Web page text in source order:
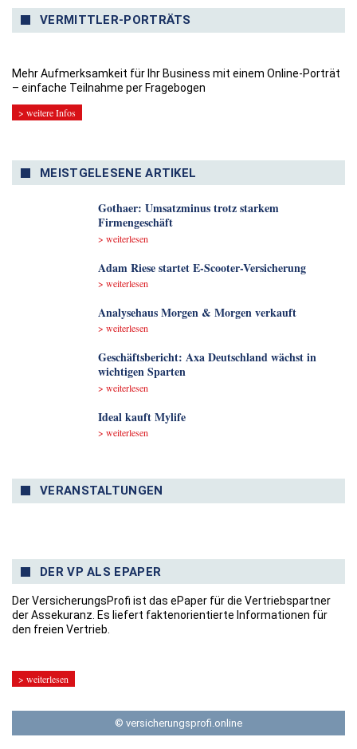
VERMITTLER-PORTRÄTS
Mehr Aufmerksamkeit für Ihr Business mit einem Online-Porträt
– einfache Teilnahme per Fragebogen
> weitere Infos
MEISTGELESENE ARTIKEL
Gothaer: Umsatzminus trotz starkem
Firmengeschäft
> weiterlesen
Adam Riese startet E-Scooter-Versicherung
> weiterlesen
Analyse­haus Morgen & Morgen verkauft
> weiterlesen
Geschäftsbericht: Axa Deutschland wächst in
wichtigen Sparten
> weiterlesen
Ideal kauft Mylife
> weiterlesen
VERANSTALTUNGEN
DER VP ALS EPAPER
Der VersicherungsProfi ist das ePaper für die Vertriebspartner
der Assekuranz. Es liefert faktenorientierte Informationen für
den freien Vertrieb.
> weiterlesen
© versicherungsprofi.online